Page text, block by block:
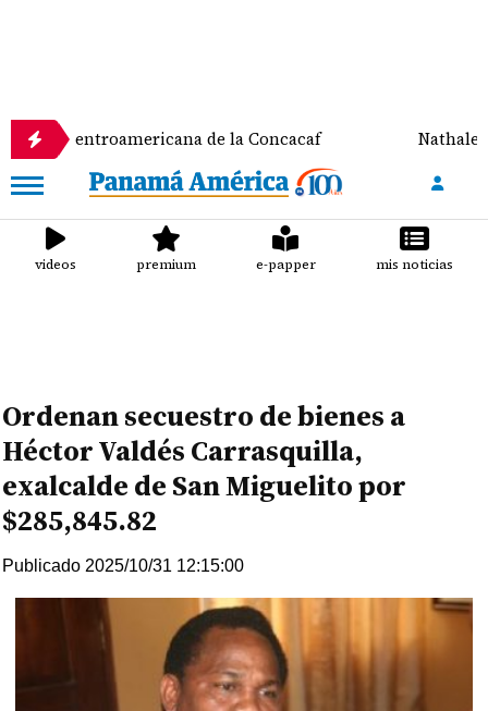
de la Concacaf Nathalee
videos premium e-papper mis noticias
Ordenan secuestro de bienes a
Héctor Valdés Carrasquilla,
exalcalde de San Miguelito por
$285,845.82
Publicado 2025/10/31 12:15:00